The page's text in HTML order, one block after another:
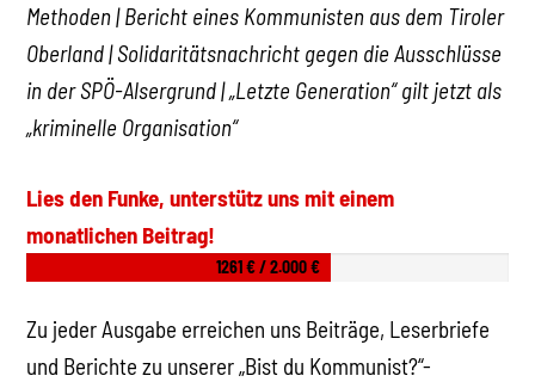
Methoden | Bericht eines Kommunisten aus dem Tiroler
Oberland | Solidaritätsnachricht gegen die Ausschlüsse
in der SPÖ-Alsergrund | „Letzte Generation“ gilt jetzt als
„kriminelle Organisation“
Lies den Funke, unterstütz uns mit einem
monatlichen Beitrag!
1261 € / 2.000 €
Zu jeder Ausgabe erreichen uns Beiträge, Leserbriefe
und Berichte zu unserer „Bist du Kommunist?“-